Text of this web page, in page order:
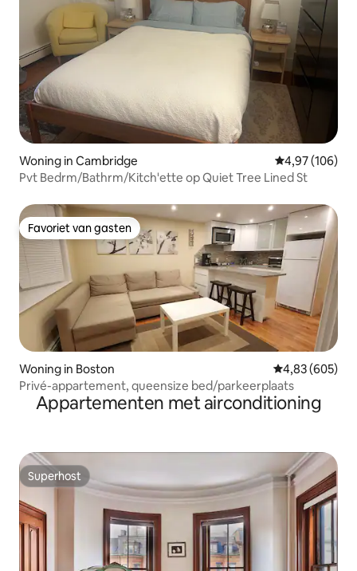
Woning in Cambridge Gemiddelde
4,97 (106)
Pvt Bedrm/Bathrm/Kitch'ette op Quiet Tree Lined St
Favoriet van gasten
Favoriet van gasten
Woning in Boston Gemiddelde
4,83 (605)
Privé-appartement, queensize bed/parkeerplaats
Appartementen met airconditioning
Superhost
Superhost